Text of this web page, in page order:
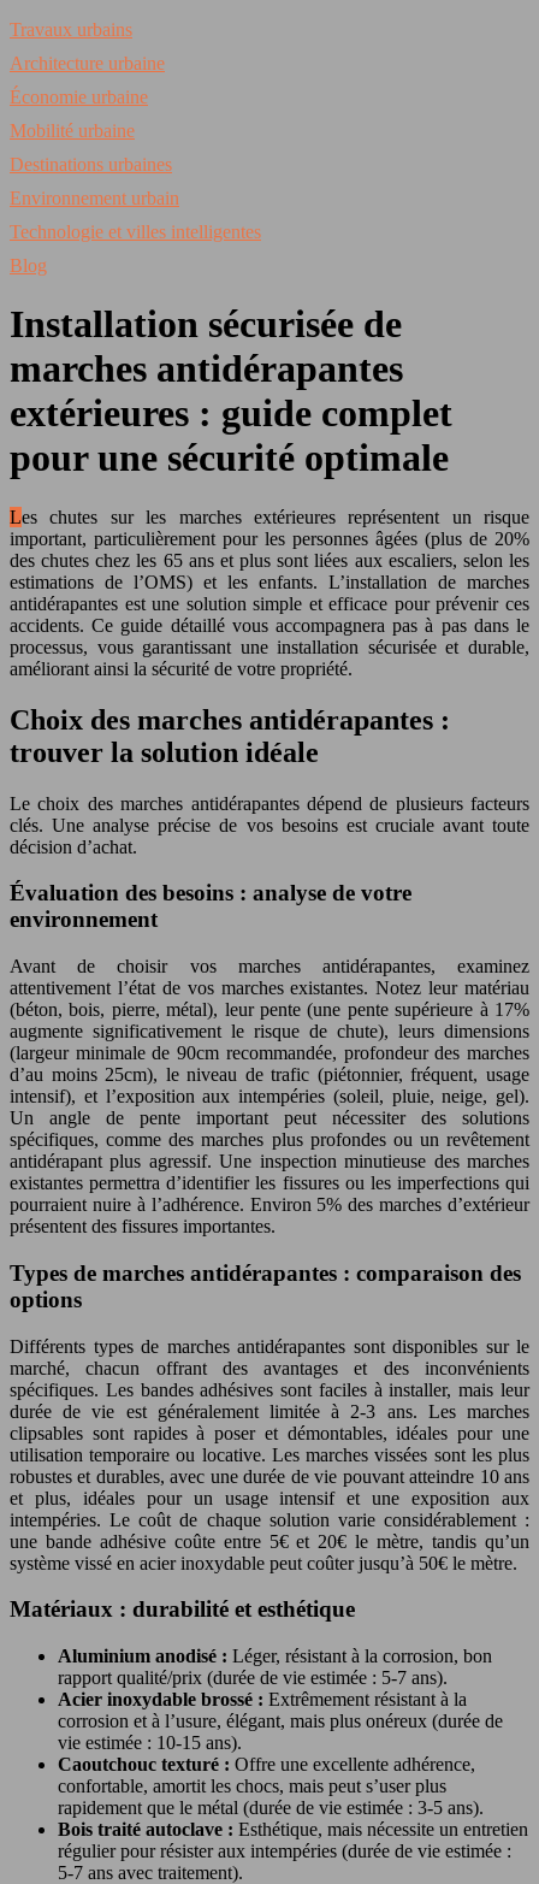
Travaux urbains
Architecture urbaine
Économie urbaine
Mobilité urbaine
Destinations urbaines
Environnement urbain
Technologie et villes intelligentes
Blog
Installation sécurisée de
marches antidérapantes
extérieures : guide complet
pour une sécurité optimale
Les chutes sur les marches extérieures représentent un risque
important, particulièrement pour les personnes âgées (plus de 20%
des chutes chez les 65 ans et plus sont liées aux escaliers, selon les
estimations de l’OMS) et les enfants. L’installation de marches
antidérapantes est une solution simple et efficace pour prévenir ces
accidents. Ce guide détaillé vous accompagnera pas à pas dans le
processus, vous garantissant une installation sécurisée et durable,
améliorant ainsi la sécurité de votre propriété.
Choix des marches antidérapantes :
trouver la solution idéale
Le choix des marches antidérapantes dépend de plusieurs facteurs
clés. Une analyse précise de vos besoins est cruciale avant toute
décision d’achat.
Évaluation des besoins : analyse de votre
environnement
Avant de choisir vos marches antidérapantes, examinez
attentivement l’état de vos marches existantes. Notez leur matériau
(béton, bois, pierre, métal), leur pente (une pente supérieure à 17%
augmente significativement le risque de chute), leurs dimensions
(largeur minimale de 90cm recommandée, profondeur des marches
d’au moins 25cm), le niveau de trafic (piétonnier, fréquent, usage
intensif), et l’exposition aux intempéries (soleil, pluie, neige, gel).
Un angle de pente important peut nécessiter des solutions
spécifiques, comme des marches plus profondes ou un revêtement
antidérapant plus agressif. Une inspection minutieuse des marches
existantes permettra d’identifier les fissures ou les imperfections qui
pourraient nuire à l’adhérence. Environ 5% des marches d’extérieur
présentent des fissures importantes.
Types de marches antidérapantes : comparaison des
options
Différents types de marches antidérapantes sont disponibles sur le
marché, chacun offrant des avantages et des inconvénients
spécifiques. Les bandes adhésives sont faciles à installer, mais leur
durée de vie est généralement limitée à 2-3 ans. Les marches
clipsables sont rapides à poser et démontables, idéales pour une
utilisation temporaire ou locative. Les marches vissées sont les plus
robustes et durables, avec une durée de vie pouvant atteindre 10 ans
et plus, idéales pour un usage intensif et une exposition aux
intempéries. Le coût de chaque solution varie considérablement :
une bande adhésive coûte entre 5€ et 20€ le mètre, tandis qu’un
système vissé en acier inoxydable peut coûter jusqu’à 50€ le mètre.
Matériaux : durabilité et esthétique
Aluminium anodisé : Léger, résistant à la corrosion, bon
rapport qualité/prix (durée de vie estimée : 5-7 ans).
Acier inoxydable brossé : Extrêmement résistant à la
corrosion et à l’usure, élégant, mais plus onéreux (durée de
vie estimée : 10-15 ans).
Caoutchouc texturé : Offre une excellente adhérence,
confortable, amortit les chocs, mais peut s’user plus
rapidement que le métal (durée de vie estimée : 3-5 ans).
Bois traité autoclave : Esthétique, mais nécessite un entretien
régulier pour résister aux intempéries (durée de vie estimée :
5-7 ans avec traitement).